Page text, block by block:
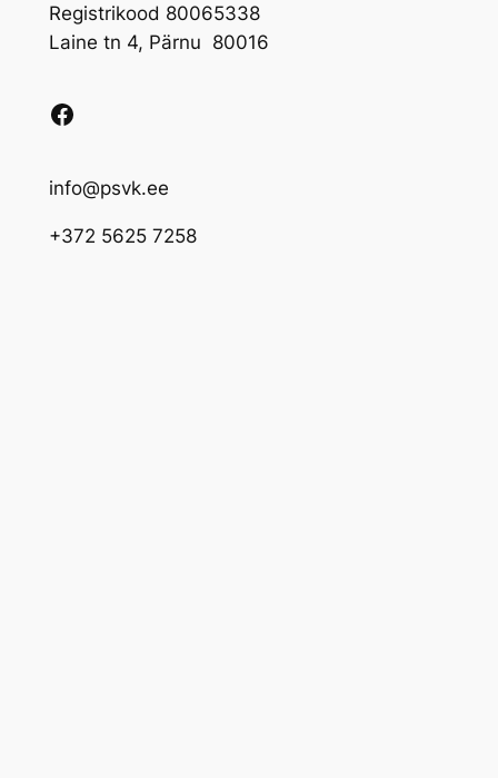
Registrikood 80065338
Laine tn 4, Pärnu 80016
Facebook
info@psvk.ee
+372 5625 7258